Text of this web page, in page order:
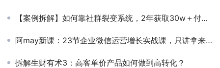
【案例拆解】如何靠社群裂变系统，2年获取30w＋付费用户，发展出4000＋推广员？
阿may新课：23节企业微信运营增长实战课，只讲拿来就能用的实操技能
拆解生财有术3：高客单价产品如何做到高转化？